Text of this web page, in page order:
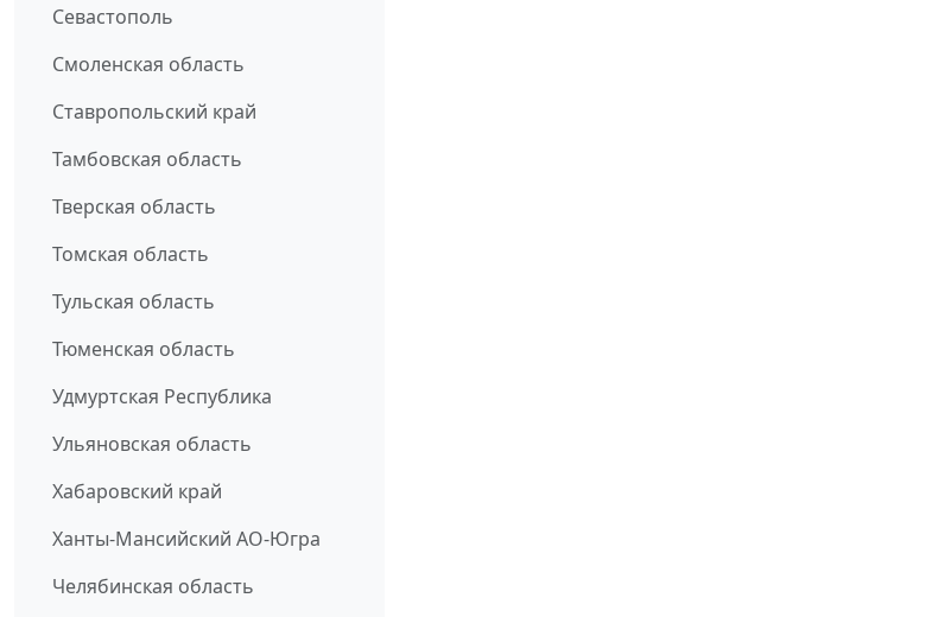
Севастополь
Смоленская область
Ставропольский край
Тамбовская область
Тверская область
Томская область
Тульская область
Тюменская область
Удмуртская Республика
Ульяновская область
Хабаровский край
Ханты-Мансийский АО-Югра
Челябинская область